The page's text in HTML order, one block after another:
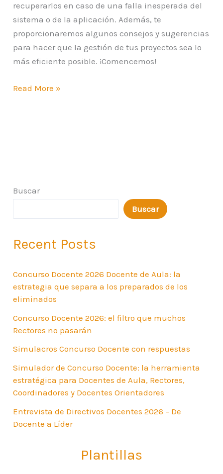
recuperarlos en caso de una falla inesperada del
sistema o de la aplicación. Además, te
proporcionaremos algunos consejos y sugerencias
para hacer que la gestión de tus proyectos sea lo
más eficiente posible. ¡Comencemos!
Read More »
Buscar
Buscar
Recent Posts
Concurso Docente 2026 Docente de Aula: la
estrategia que separa a los preparados de los
eliminados
Concurso Docente 2026: el filtro que muchos
Rectores no pasarán
Simulacros Concurso Docente con respuestas
Simulador de Concurso Docente: la herramienta
estratégica para Docentes de Aula, Rectores,
Coordinadores y Docentes Orientadores
Entrevista de Directivos Docentes 2026 – De
Docente a Líder
Plantillas